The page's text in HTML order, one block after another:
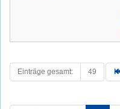
Einträge gesamt: 49